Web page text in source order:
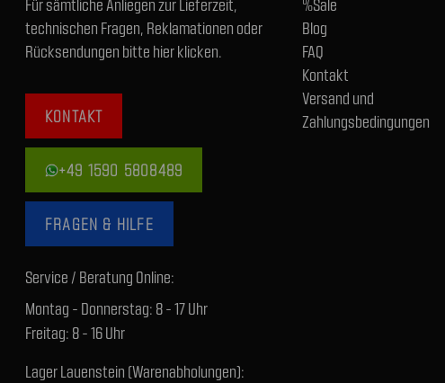
Für sämtliche Anliegen zur Lieferzeit,
technischen Fragen, Reklamationen oder
Rücksendungen bitte hier klicken.
KONTAKT
+49 1590 5808489
FRAGEN & HILFE
Service / Beratung Online:
Montag - Donnerstag: 8 - 17 Uhr
Freitag: 8 - 16 Uhr
Lager Lauenstein (Warenabholungen):
%Sale
Blog
FAQ
Kontakt
Versand und
Zahlungsbedingungen